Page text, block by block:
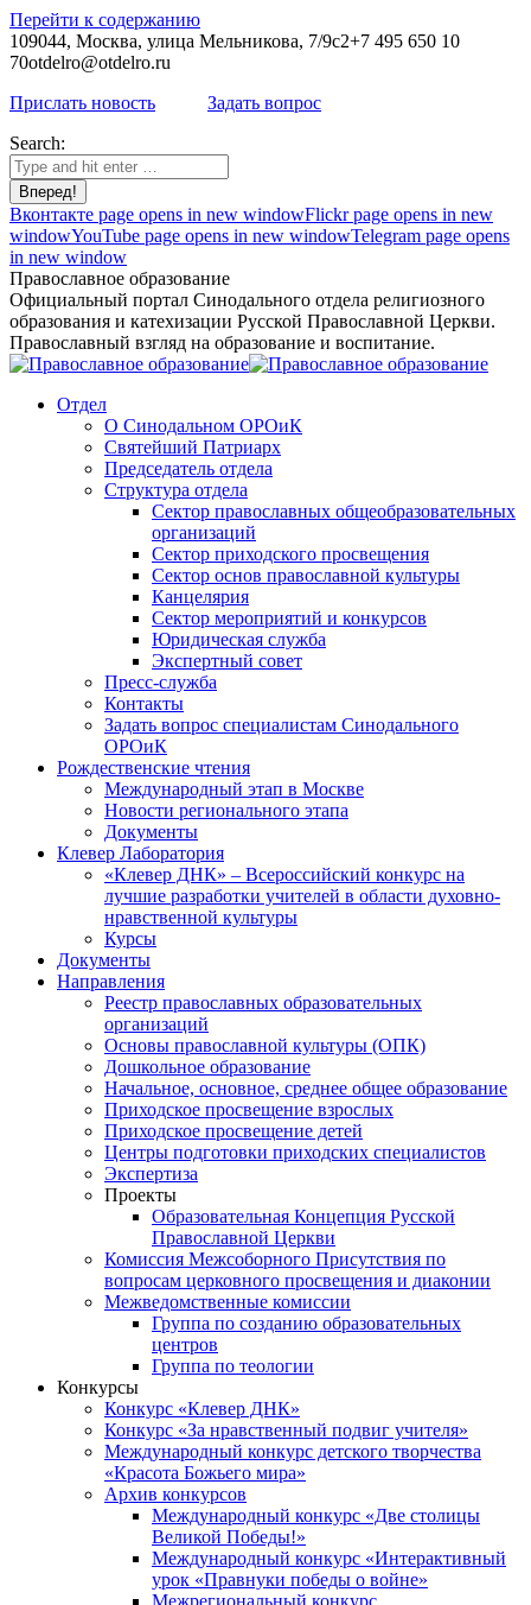
Перейти к содержанию
109044, Москва, улица Мельникова, 7/9с2+7 495 650 10
70otdelro@otdelro.ru
Прислать новость
Задать вопрос
Search:
Вконтакте page opens in new windowFlickr page opens in new
windowYouTube page opens in new windowTelegram page opens
in new window
Православное образование
Официальный портал Синодального отдела религиозного
образования и катехизации Русской Православной Церкви.
Православный взгляд на образование и воспитание.
Отдел
О Синодальном ОРОиК
Святейший Патриарх
Председатель отдела
Структура отдела
Сектор православных общеобразовательных
организаций
Сектор приходского просвещения
Сектор основ православной культуры
Канцелярия
Сектор мероприятий и конкурсов
Юридическая служба
Экспертный совет
Пресс-служба
Контакты
Задать вопрос специалистам Синодального
ОРОиК
Рождественские чтения
Международный этап в Москве
Новости регионального этапа
Документы
Клевер Лаборатория
«Клевер ДНК» – Всероссийский конкурс на
лучшие разработки учителей в области духовно-
нравственной культуры
Курсы
Документы
Направления
Реестр православных образовательных
организаций
Основы православной культуры (ОПК)
Дошкольное образование
Начальное, основное, среднее общее образование
Приходское просвещение взрослых
Приходское просвещение детей
Центры подготовки приходских специалистов
Экспертиза
Проекты
Образовательная Концепция Русской
Православной Церкви
Комиссия Межсоборного Присутствия по
вопросам церковного просвещения и диаконии
Межведомственные комиссии
Группа по созданию образовательных
центров
Группа по теологии
Конкурсы
Конкурс «Клевер ДНК»
Конкурс «За нравственный подвиг учителя»
Международный конкурс детского творчества
«Красота Божьего мира»
Архив конкурсов
Международный конкурс «Две столицы
Великой Победы!»
Международный конкурс «Интерактивный
урок «Правнуки победы о войне»
Межрегиональный конкурс